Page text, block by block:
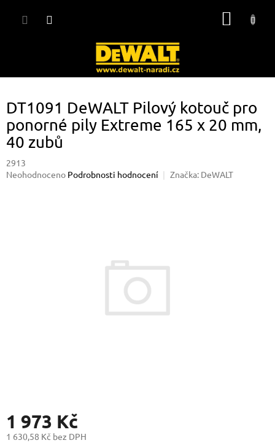
DT1091 DeWALT Pilový kotouč pro
ponorné pily Extreme 165 x 20 mm,
40 zubů
2913
Průměrné
Neohodnoceno Podrobnosti hodnocení Značka: DeWALT
1 973 Kč
1 630,58 Kč bez DPH